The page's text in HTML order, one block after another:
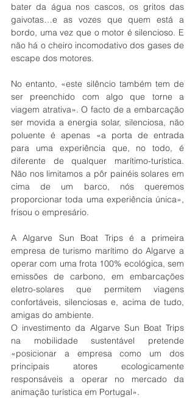
bater da água nos cascos, os gritos das
gaivotas…e as vozes que quem está a
bordo, uma vez que o motor é silencioso. E
não há o cheiro incomodativo dos gases de
escape dos motores.
No entanto, «este silêncio também tem de
ser preenchido com algo que torne a
viagem atrativa». O facto de a embarcação
ser movida a energia solar, silenciosa, não
poluente é apenas «a porta de entrada
para uma experiência que, no todo, é
diferente de qualquer marítimo-turística.
Não nos limitamos a pôr painéis solares em
cima de um barco, nós queremos
proporcionar toda uma experiência única»,
frisou o empresário.
A Algarve Sun Boat Trips é a primeira
empresa de turismo marítimo do Algarve a
operar com uma frota 100% ecológica, sem
emissões de carbono, em embarcações
eletro-solares que permitem viagens
confortáveis, silenciosas e, acima de tudo,
amigas do ambiente.
O investimento da Algarve Sun Boat Trips
na mobilidade sustentável pretende
«posicionar a empresa como um dos
principais atores ecologicamente
responsáveis a operar no mercado da
animação turística em Portugal».